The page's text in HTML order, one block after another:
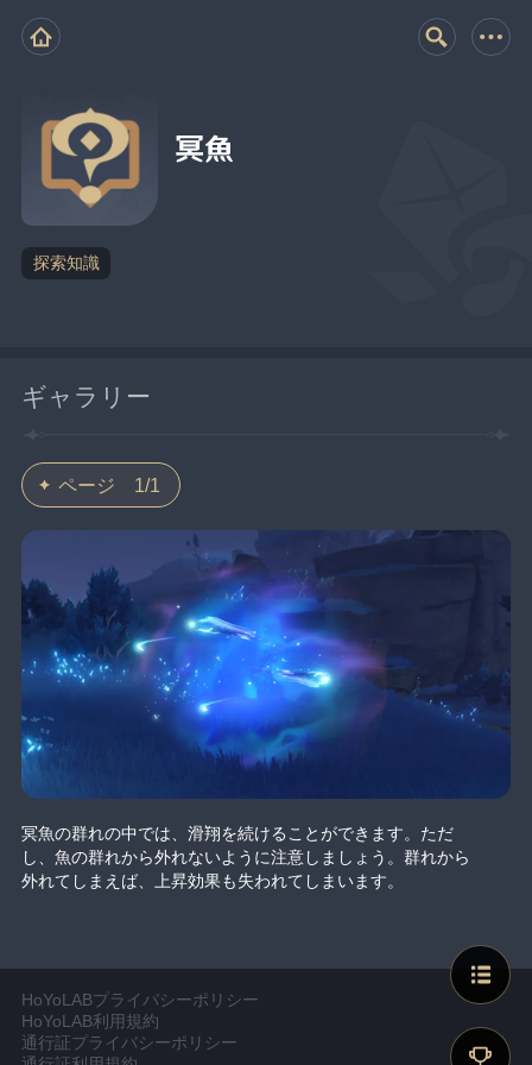
冥魚
探索知識
ギャラリー
ページ 1/1
冥魚の群れの中では、滑翔を続けることができます。ただ
し、魚の群れから外れないように注意しましょう。群れから
外れてしまえば、上昇効果も失われてしまいます。
HoYoLABプライバシーポリシー
HoYoLAB利用規約
通行証プライバシーポリシー